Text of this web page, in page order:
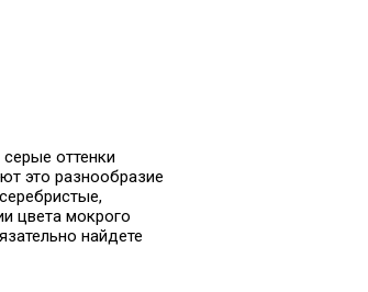
оттенки
это разнообразие
цвета мокрого
найдете